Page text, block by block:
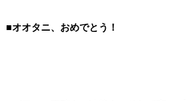
■オオタニ、おめでとう！